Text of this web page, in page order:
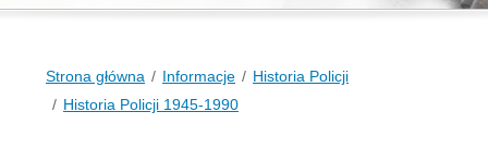
Strona główna Informacje
Historia Policji
Historia Policji 1945-1990